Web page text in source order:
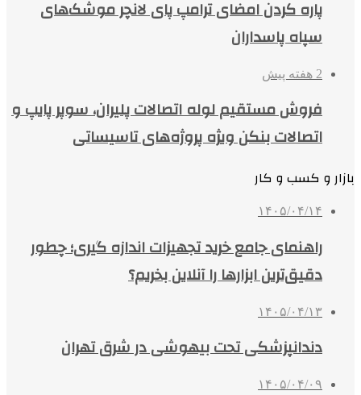
پاره کردن امضای ترامپ پای لانچر موشک‌های
سپاه پاسداران
2 هفته پیش
فروش مستقیم لوله اتصالات پلیران، سوپر پایپ و
اتصالات بنکن ویژه پروژه‌های تاسیساتی
بازار و کسب و کار
۱۴۰۵/۰۴/۱۴
راهنمای جامع خرید تجهیزات اندازه گیری؛ چطور
دقیق‌ترین ابزارها را آنلاین بخریم؟
۱۴۰۵/۰۴/۱۳
دندانپزشکی تحت بیهوشی در شرق تهران
۱۴۰۵/۰۴/۰۹